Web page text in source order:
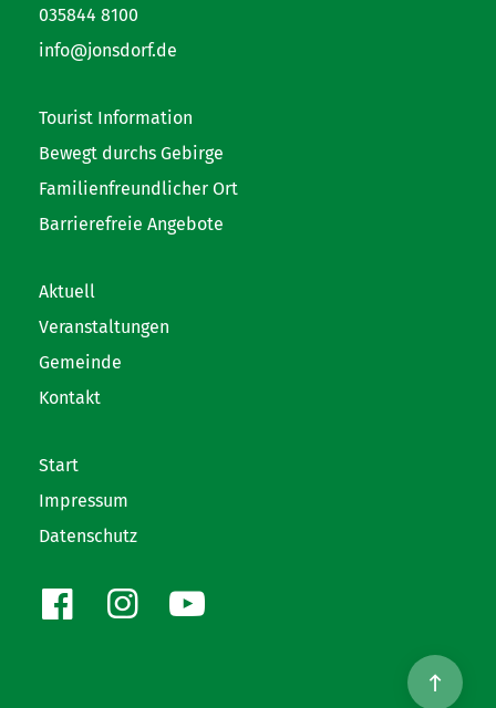
035844 8100
info@jonsdorf.de
Tourist Information
Bewegt durchs Gebirge
Familienfreundlicher Ort
Barrierefreie Angebote
Aktuell
Veranstaltungen
Gemeinde
Kontakt
Start
Impressum
Datenschutz
FacebookInstagram